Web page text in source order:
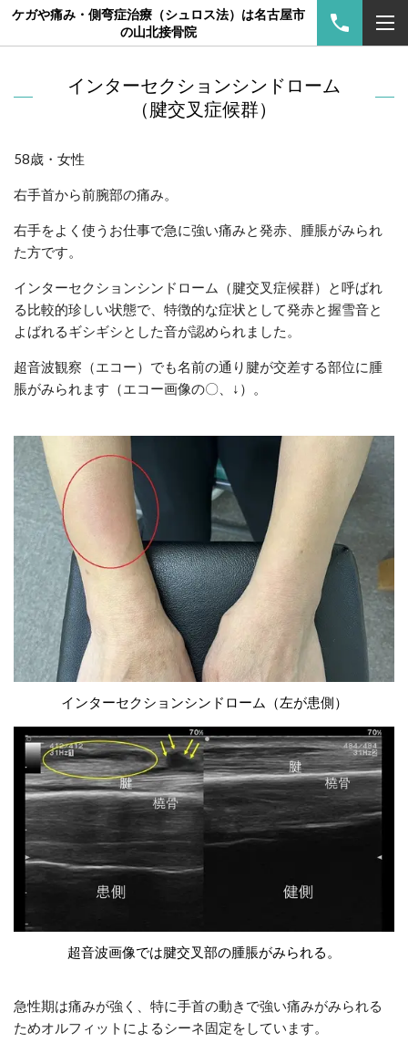
ケガや痛み・側弯症治療（シュロス法）は名古屋市
の山北接骨院
インターセクションシンドローム
（腱交叉症候群）
58歳・女性
右手首から前腕部の痛み。
右手をよく使うお仕事で急に強い痛みと発赤、腫脹がみられ
た方です。
インターセクションシンドローム（腱交叉症候群）と呼ばれ
る比較的珍しい状態で、特徴的な症状として発赤と握雪音と
よばれるギシギシとした音が認められました。
超音波観察（エコー）でも名前の通り腱が交差する部位に腫
脹がみられます（エコー画像の〇、↓）。
インターセクションシンドローム（左が患側）
超音波画像では腱交叉部の腫脹がみられる。
急性期は痛みが強く、特に手首の動きで強い痛みがみられる
ためオルフィットによるシーネ固定をしています。